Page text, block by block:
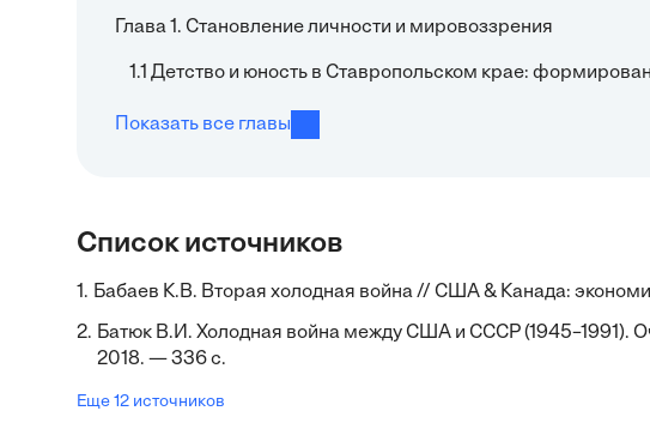
Глава 1. Становление личности и мировоззрения
1.1 Детство и юность в Ставропольском крае:
Показать все главы
Список источников
1. Бабаев К.В. Вторая холодная война // США & Канада:
2. Батюк В.И. Холодная война между США и СССР (1945–1991).
2018. — 336 с.
Еще 12 источников